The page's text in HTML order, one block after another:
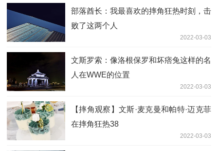
部落酋长：我最喜欢的摔角狂热时刻，击
败了这两个人
2022-03-03
文斯罗索：像洛根保罗和坏痞兔这样的名
人在WWE的位置
2022-03-03
【摔角观察】文斯·麦克曼和帕特·迈克菲
在摔角狂热38
2022-03-03